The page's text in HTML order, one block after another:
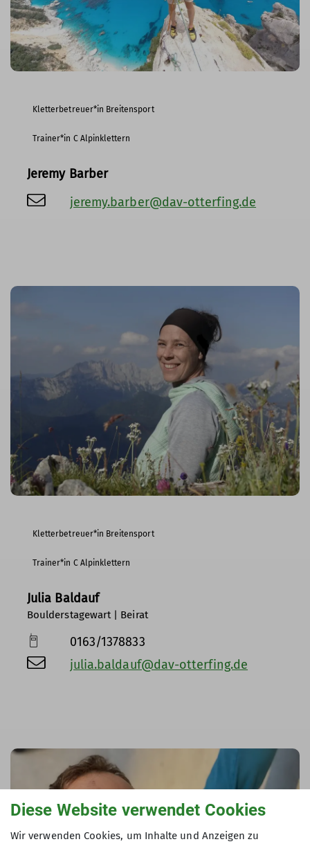
Kletterbetreuer*in Breitensport
Trainer*in C Alpinklettern
Jeremy Barber
jeremy.barber@dav-otterfing.de
Kletterbetreuer*in Breitensport
Trainer*in C Alpinklettern
Julia Baldauf
Boulderstagewart | Beirat
0163/1378833
julia.baldauf@dav-otterfing.de
Diese Website verwendet Cookies
Wir verwenden Cookies, um Inhalte und Anzeigen zu